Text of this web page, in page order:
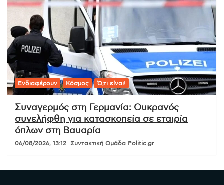
Ενδιαφέρουν Κόσμος Ό,τι είναι!
Συναγερμός στη Γερμανία: Ουκρανός
συνελήφθη για κατασκοπεία σε εταιρία
όπλων στη Βαυαρία
06/08/2026, 13:12 Συντακτική Ομάδα Politic.gr